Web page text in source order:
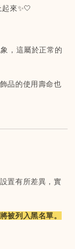
來✨🤍
，這屬於正常的
品的使用壽命也
置有所差異，實
被列入黑名單。